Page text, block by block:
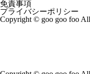
免責事項
プライバシーポリシー
Copyright © goo goo foo